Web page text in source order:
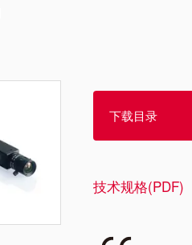
下载目录
技术规格(PDF)